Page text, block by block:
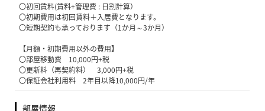
〇初回賃料(賃料+管理費 : 日割計算）
〇初期費用は初回賃料＋入居費となります。
〇短期契約も承っております（1か月～3か月）
【月額・初期費用以外の費用】
〇部屋移動費 10,000円+税
〇更新料（再契約料） 3,000円+税
〇保証会社利用料 2年目以降10,000円/年
部屋情報